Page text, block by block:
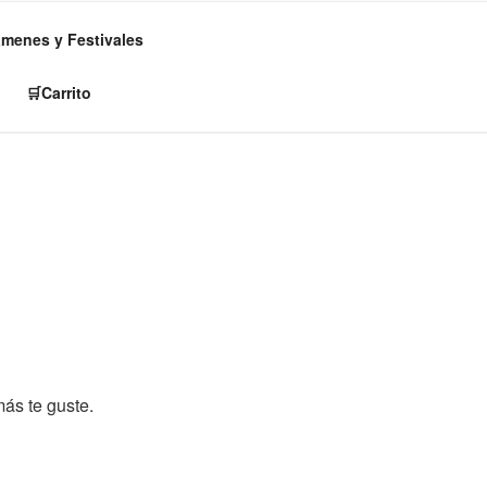
y Festivales
🛒Carrito
te guste.